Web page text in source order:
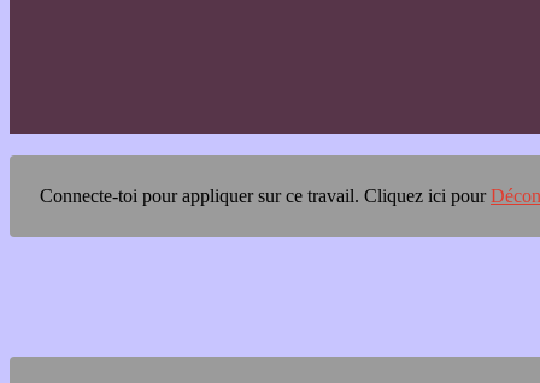
Connecte-toi pour appliquer sur ce travail. Cliquez ici pour